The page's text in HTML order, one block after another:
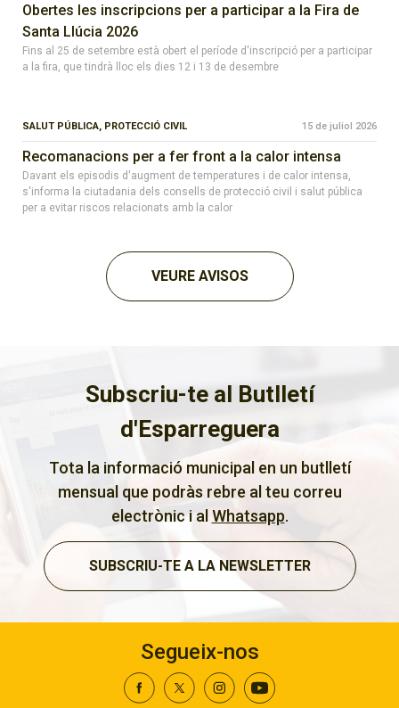
Obertes les inscripcions per a participar a la Fira de
Santa Llúcia 2026
Fins al 25 de setembre està obert el període d'inscripció per a participar
a la fira, que tindrà lloc els dies 12 i 13 de desembre
SALUT PÚBLICA, PROTECCIÓ CIVIL 15 de juliol 2026
Recomanacions per a fer front a la calor intensa
Davant els episodis d'augment de temperatures i de calor intensa,
s'informa la ciutadania dels consells de protecció civil i salut pública
per a evitar riscos relacionats amb la calor
VEURE AVISOS
Subscriu-te al Butlletí
d'Esparreguera
Tota la informació municipal en un butlletí
mensual que podràs rebre al teu correu
electrònic i alWhatsapp.
SUBSCRIU-TE A LA NEWSLETTER
Segueix-nos